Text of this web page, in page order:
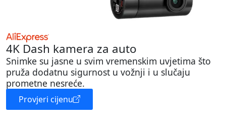
4K Dash kamera za auto
Snimke su jasne u svim vremenskim uvjetima što
pruža dodatnu sigurnost u vožnji i u slučaju
prometne nesreće.
Provjeri cijenu